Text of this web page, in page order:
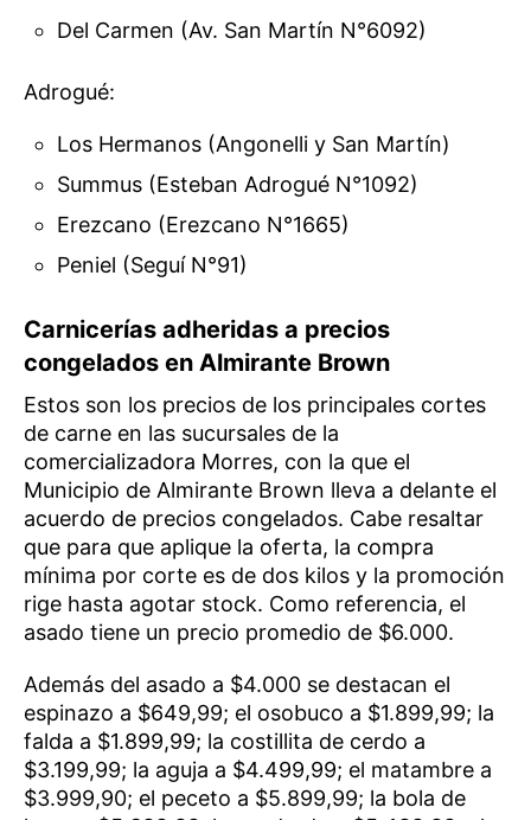
Del Carmen (Av. San Martín N°6092)
Adrogué:
Los Hermanos (Angonelli y San Martín)
Summus (Esteban Adrogué N°1092)
Erezcano (Erezcano N°1665)
Peniel (Seguí N°91)
Carnicerías adheridas a precios
congelados en Almirante Brown
Estos son los precios de los principales cortes
de carne en las sucursales de la
comercializadora Morres, con la que el
Municipio de Almirante Brown lleva a delante el
acuerdo de precios congelados. Cabe resaltar
que para que aplique la oferta, la compra
mínima por corte es de dos kilos y la promoción
rige hasta agotar stock. Como referencia, el
asado tiene un precio promedio de $6.000.
Además del asado a $4.000 se destacan el
espinazo a $649,99; el osobuco a $1.899,99; la
falda a $1.899,99; la costillita de cerdo a
$3.199,99; la aguja a $4.499,99; el matambre a
$3.999,90; el peceto a $5.899,99; la bola de